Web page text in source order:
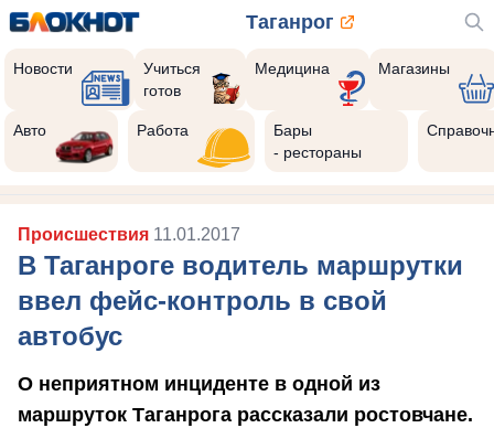
Таганрог
Новости
Учиться
готов
Медицина Магазины
Авто Работа
Бары
- рестораны
Происшествия 11.01.2017
В Таганроге водитель маршрутки
ввел фейс-контроль в свой
автобус
О неприятном инциденте в одной из
маршруток Таганрога рассказали ростовчане.